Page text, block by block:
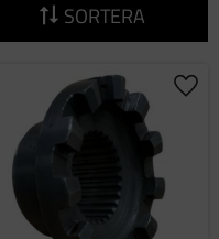
SORTERA
i favoriter